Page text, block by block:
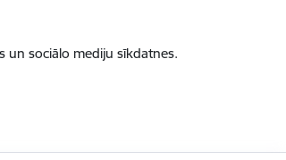
un sociālo mediju sīkdatnes.